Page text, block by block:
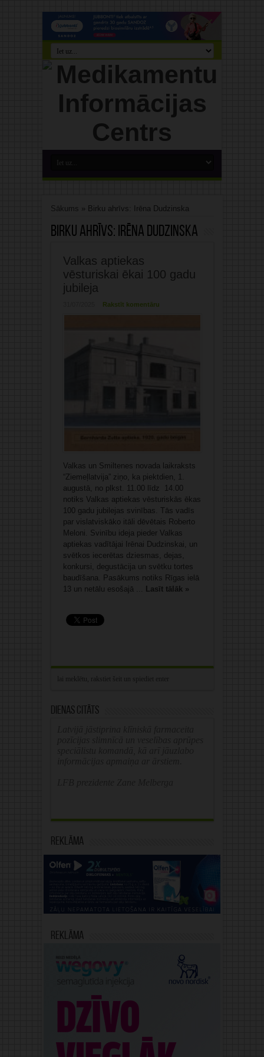
Sākums » Birku ahrīvs: Irēna Dudzinska
Birku ahrīvs: Irēna Dudzinska
Valkas aptiekas
vēsturiskai ēkai 100 gadu
jubileja
Rakstīt komentāru
Valkas un Smiltenes novada laikraksts
“Ziemeļlatvija” ziņo, ka piektdien, 1.
augustā, no plkst. 11.00 līdz 14.00
notiks Valkas aptiekas vēsturiskās ēkas
100 gadu jubilejas svinības. Tās vadīs
par vislatviskāko itāli dēvētais Roberto
Meloni. Svinību ideja pieder Valkas
aptiekas vadītājai Irēnai Dudzinskai, un
svētkos iecerētas dziesmas, dejas,
konkursi, degustācija un svētku tortes
baudīšana. Pasākums notiks Rīgas ielā
13 un netālu esošajā ... Lasīt tālāk »
Dienas citāts
Reklāma
Reklāma